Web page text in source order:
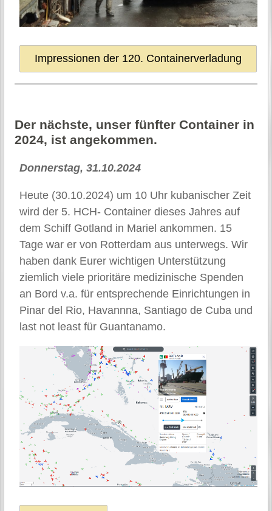
Impressionen der 120. Containerverladung
Der nächste, unser fünfter Container in
2024, ist angekommen.
Donnerstag, 31.10.2024
Heute (30.10.2024) um 10 Uhr kubanischer Zeit
wird der 5. HCH- Container dieses Jahres auf
dem Schiff Gotland in Mariel ankommen. 15
Tage war er von Rotterdam aus unterwegs. Wir
haben dank Eurer wichtigen Unterstützung
ziemlich viele prioritäre medizinische Spenden
an Bord v.a. für entsprechende Einrichtungen in
Pinar del Rio, Havannna, Santiago de Cuba und
last not least für Guantanamo.